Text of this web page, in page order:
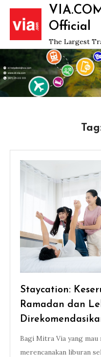
Skip
content
Official
The Largest
Staycation:
Ramadan dan
Bagi Mitra Via yang mau
merencanakan liburan